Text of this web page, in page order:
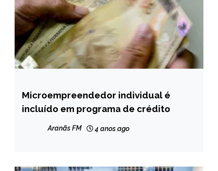
BRASIL
NOTÍCIAS
Microempreendedor individual é
incluído em programa de crédito
Aranãs FM 4 anos ago